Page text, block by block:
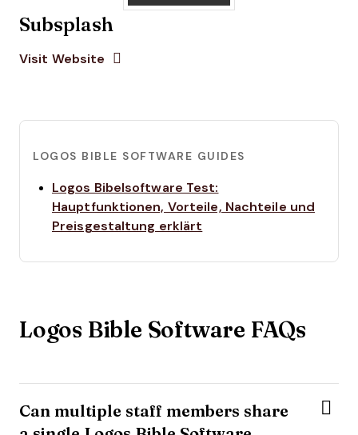
Subsplash
Visit Website Opens New Window
LOGOS BIBLE SOFTWARE GUIDES
Logos Bibelsoftware Test:
Hauptfunktionen, Vorteile, Nachteile und
Preisgestaltung erklärt
Logos Bible Software FAQs
Can multiple staff members share